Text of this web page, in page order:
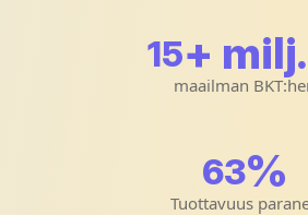
15+
maailman
64%
Tuottavuus